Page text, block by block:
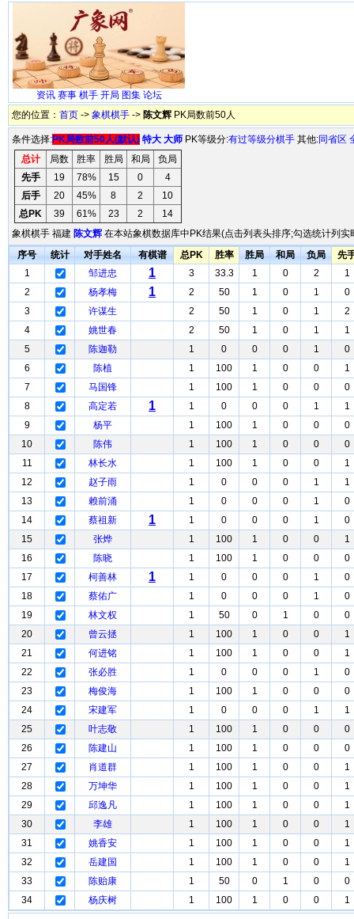
资讯 赛事 棋手 开局 图集 论坛
您的位置： 首页 -> 象棋棋手 -> 陈文辉 PK局数前50人
条件选择:PK局数前50人(默认) 特大 大师 PK等级分:有过等级分棋手 其他:同省区
总计
局数 胜率 胜局 和局
负局
先手
19 78% 15 0
4
后手
20 45% 8 2
10
总PK
39 61% 23 2
14
象棋棋手 福建 陈文辉 在本站象棋数据库中PK结果(点击列表头排序;勾选统计列
序号
统计 对手姓名 有棋谱 总PK 胜率 胜局 和局 负局
先
1
邹进忠 1 3 33.3 1 0 2
1
2
杨孝梅 1 2 50 1 0 1
0
3
许谋生 2 50 1 0 1
2
4
姚世春 2 50 1 0 1
1
5
陈迦勒 1 0 0 0 1
0
6
陈植 1 100 1 0 0
1
7
马国锋 1 100 1 0 0
0
8
高定若 1 1 0 0 0 1
1
9
杨平 1 100 1 0 0
0
10
陈伟 1 100 1 0 0
0
11
林长水 1 100 1 0 0
1
12
赵子雨 1 0 0 0 1
1
13
赖前涌 1 0 0 0 1
0
14
蔡祖新 1 1 0 0 0 1
0
15
张烨 1 100 1 0 0
1
16
陈晓 1 100 1 0 0
0
17
柯善林 1 1 0 0 0 1
0
18
蔡佑广 1 0 0 0 1
0
19
林文权 1 50 0 1 0
0
20
曾云拯 1 100 1 0 0
1
21
何进铭 1 100 1 0 0
1
22
张必胜 1 0 0 0 1
0
23
梅俊海 1 100 1 0 0
0
24
宋建军 1 0 0 0 1
1
25
叶志敬 1 100 1 0 0
0
26
陈建山 1 100 1 0 0
0
27
肖道群 1 100 1 0 0
1
28
万坤华 1 100 1 0 0
1
29
邱逸凡 1 100 1 0 0
1
30
李雄 1 100 1 0 0
1
31
姚香安 1 100 1 0 0
1
32
岳建国 1 100 1 0 0
1
33
陈贻康 1 50 0 1 0
0
34
杨庆树 1 100 1 0 0 1